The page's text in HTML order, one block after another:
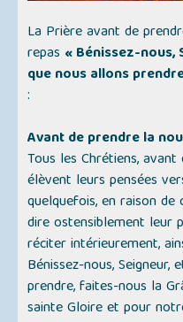
La Prière avant de
repas « Bénissez-
que nous allons
:
Avant de prendre la
Tous les Chrétiens,
élèvent leurs pensées
quelquefois, en raison
dire ostensiblement leur
réciter intérieurement,
Bénissez-nous,
prendre, faites-nous la
sainte Gloire et pour